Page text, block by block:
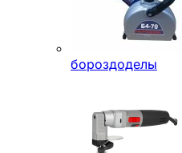
бороздоделы